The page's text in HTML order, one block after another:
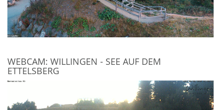
WEBCAM: WILLINGEN - SEE AUF DEM
ETTELSBERG